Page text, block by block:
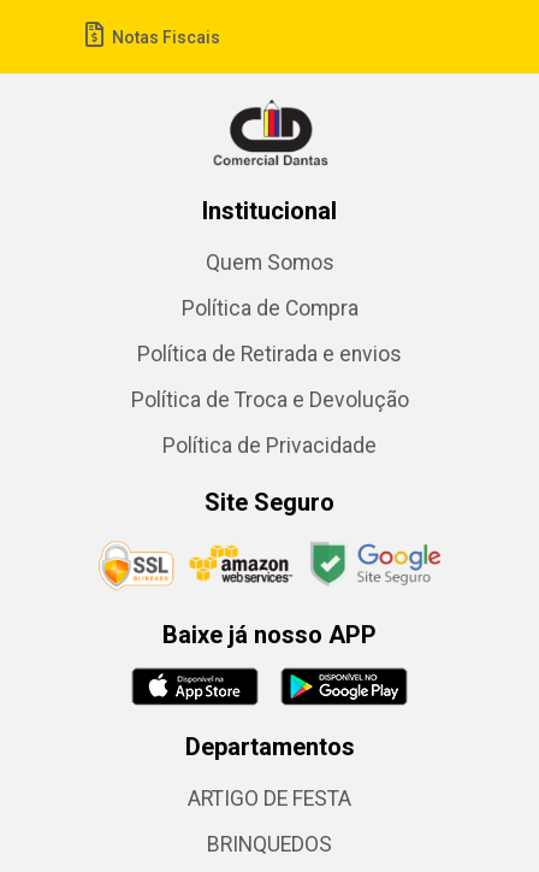
Notas Fiscais
Institucional
Quem Somos
Política de Compra
Política de Retirada e envios
Política de Troca e Devolução
Política de Privacidade
Site Seguro
Baixe já nosso APP
Departamentos
ARTIGO DE FESTA
BRINQUEDOS